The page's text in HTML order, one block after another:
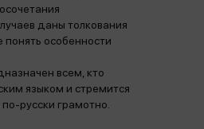
даны толкования
особенности
всем, кто
языком и стремится
русски грамотно.